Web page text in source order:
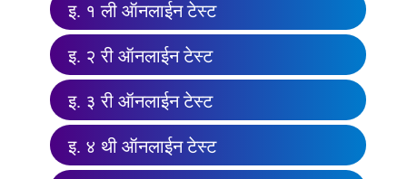
इ. १ ली ऑनलाईन टेस्ट
इ. २ री ऑनलाईन टेस्ट
इ. ३ री ऑनलाईन टेस्ट
इ. ४ थी ऑनलाईन टेस्ट